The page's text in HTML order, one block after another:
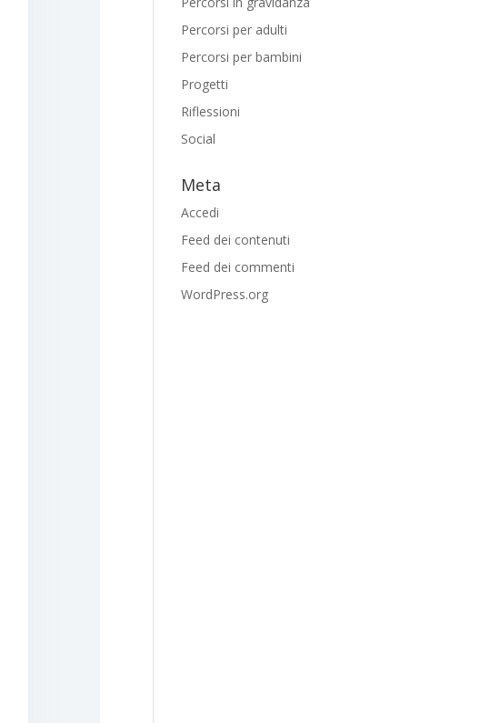
Percorsi per adulti
Percorsi per bambini
Progetti
Riflessioni
Social
Meta
Accedi
Feed dei contenuti
Feed dei commenti
WordPress.org